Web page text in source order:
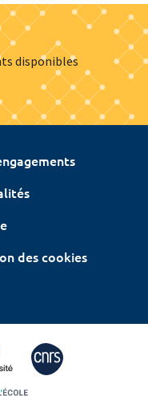
disponibles
des cookies